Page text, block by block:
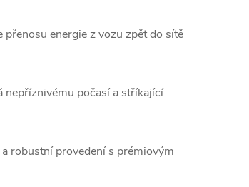
energie z vozu zpět do sítě
nepříznivému počasí a stříkající
robustní provedení s prémiovým